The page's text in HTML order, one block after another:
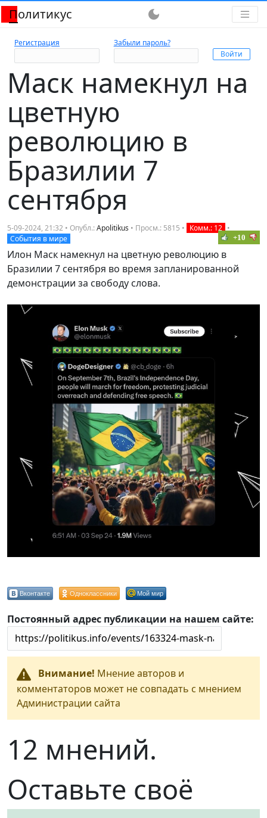
Политикус dark_mode
Регистрация Забыли пароль?
Маск намекнул на
цветную
революцию в
Бразилии 7
сентября
5-09-2024, 21:32 • Опубл.:Apolitikus • Просм.: 5815 • Комм.: 12 •
События в мире
+10
Илон Маск намекнул на цветную революцию в
Бразилии 7 сентября во время запланированной
демонстрации за свободу слова.
Вконтакте Одноклассники Мой мир
Постоянный адрес публикации на нашем сайте:
Внимание! Мнение авторов и
комментаторов может не совпадать с мнением
Администрации сайта
12 мнений.
Оставьте своё